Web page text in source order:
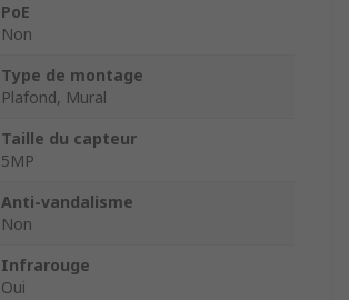
PoE
Non
Type de montage
Plafond, Mural
Taille du capteur
5MP
Anti-vandalisme
Non
Infrarouge
Oui